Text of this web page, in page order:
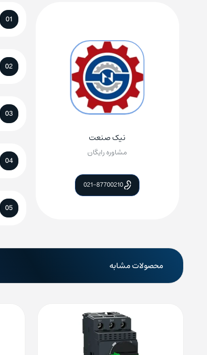
نیک صنعت
مشاوره رایگان
021-87700210
01
02
03
04
05
محصولات مشابه